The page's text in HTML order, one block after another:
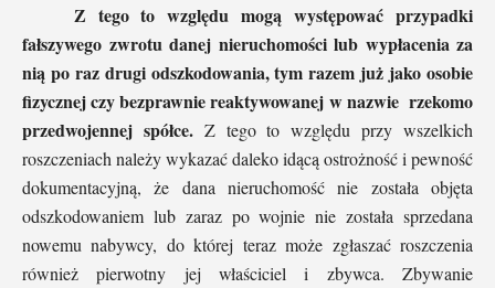
Z tego to względu mogą występować przypadki
fałszywego zwrotu danej nieruchomości lub wypłacenia za
nią po raz drugi odszkodowania, tym razem już jako osobie
fizycznej czy bezprawnie reaktywowanej w nazwie rzekomo
przedwojennej spółce.Z tego to względu przy wszelkich
roszczeniach należy wykazać daleko idącą ostrożność i pewność
dokumentacyjną, że dana nieruchomość nie została objęta
odszkodowaniem lub zaraz po wojnie nie została sprzedana
nowemu nabywcy, do której teraz może zgłaszać roszczenia
również pierwotny jej właściciel i zbywca. Zbywanie